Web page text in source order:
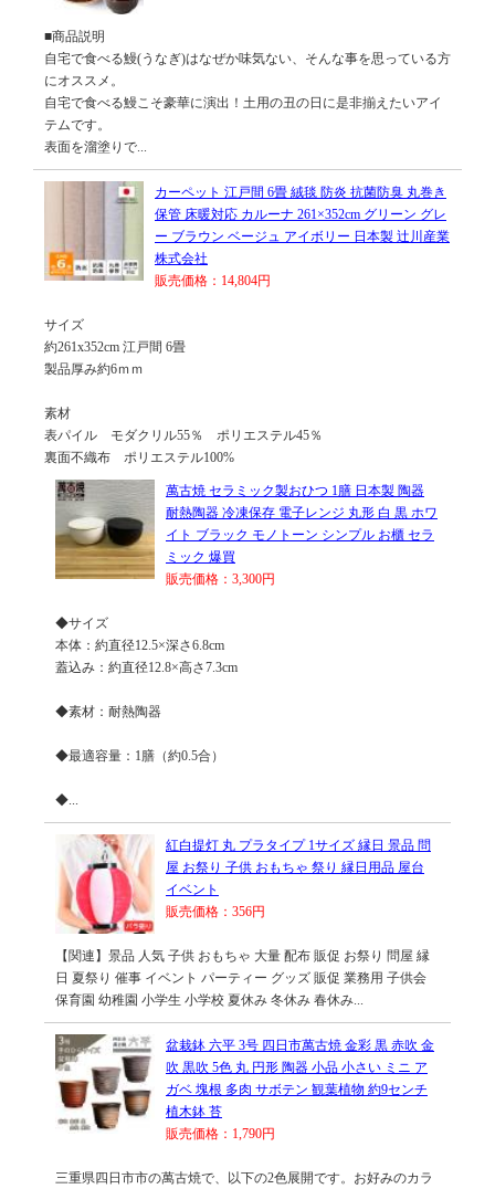
■商品説明
自宅で食べる鰻(うなぎ)はなぜか味気ない、そんな事を思っている方
にオススメ。
自宅で食べる鰻こそ豪華に演出！土用の丑の日に是非揃えたいアイ
テムです。
表面を溜塗りで...
カーペット 江戸間 6畳 絨毯 防炎 抗菌防臭 丸巻き
保管 床暖対応 カルーナ 261×352cm グリーン グレ
ー ブラウン ベージュ アイボリー 日本製 辻川産業
株式会社
販売価格：14,804円
サイズ
約261x352cm 江戸間 6畳
製品厚み約6ｍｍ
素材
表パイル モダクリル55％ ポリエステル45％
裏面不織布 ポリエステル100%
萬古焼 セラミック製おひつ 1膳 日本製 陶器
耐熱陶器 冷凍保存 電子レンジ 丸形 白 黒 ホワ
イト ブラック モノトーン シンプル お櫃 セラ
ミック 爆買
販売価格：3,300円
◆サイズ
本体：約直径12.5×深さ6.8cm
蓋込み：約直径12.8×高さ7.3cm
◆素材：耐熱陶器
◆最適容量：1膳（約0.5合）
◆...
紅白提灯 丸 プラタイプ 1サイズ 縁日 景品 問
屋 お祭り 子供 おもちゃ 祭り 縁日用品 屋台
イベント
販売価格：356円
【関連】景品 人気 子供 おもちゃ 大量 配布 販促 お祭り 問屋 縁
日 夏祭り 催事 イベント パーティー グッズ 販促 業務用 子供会
保育園 幼稚園 小学生 小学校 夏休み 冬休み 春休み...
盆栽鉢 六平 3号 四日市萬古焼 金彩 黒 赤吹 金
吹 黒吹 5色 丸 円形 陶器 小品 小さい ミニ ア
ガベ 塊根 多肉 サボテン 観葉植物 約9センチ
植木鉢 苔
販売価格：1,790円
三重県四日市市の萬古焼で、以下の2色展開です。お好みのカラ